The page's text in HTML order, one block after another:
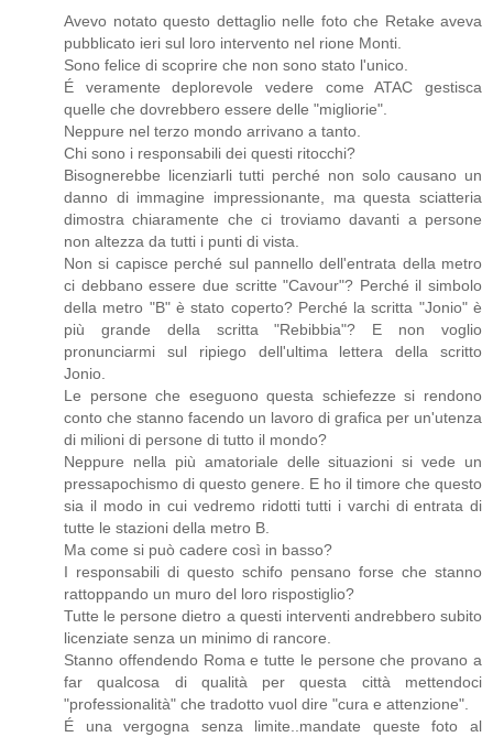
Avevo notato questo dettaglio nelle foto che Retake aveva
pubblicato ieri sul loro intervento nel rione Monti.
Sono felice di scoprire che non sono stato l'unico.
É veramente deplorevole vedere come ATAC gestisca
quelle che dovrebbero essere delle "migliorie".
Neppure nel terzo mondo arrivano a tanto.
Chi sono i responsabili dei questi ritocchi?
Bisognerebbe licenziarli tutti perché non solo causano un
danno di immagine impressionante, ma questa sciatteria
dimostra chiaramente che ci troviamo davanti a persone
non altezza da tutti i punti di vista.
Non si capisce perché sul pannello dell'entrata della metro
ci debbano essere due scritte "Cavour"? Perché il simbolo
della metro "B" è stato coperto? Perché la scritta "Jonio" è
più grande della scritta "Rebibbia"? E non voglio
pronunciarmi sul ripiego dell'ultima lettera della scritto
Jonio.
Le persone che eseguono questa schiefezze si rendono
conto che stanno facendo un lavoro di grafica per un'utenza
di milioni di persone di tutto il mondo?
Neppure nella più amatoriale delle situazioni si vede un
pressapochismo di questo genere. E ho il timore che questo
sia il modo in cui vedremo ridotti tutti i varchi di entrata di
tutte le stazioni della metro B.
Ma come si può cadere così in basso?
I responsabili di questo schifo pensano forse che stanno
rattoppando un muro del loro rispostiglio?
Tutte le persone dietro a questi interventi andrebbero subito
licenziate senza un minimo di rancore.
Stanno offendendo Roma e tutte le persone che provano a
far qualcosa di qualità per questa città mettendoci
"professionalità" che tradotto vuol dire "cura e attenzione".
É una vergogna senza limite..mandate queste foto al